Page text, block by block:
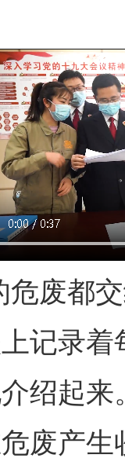
废都交
记录着
绍起来
废产